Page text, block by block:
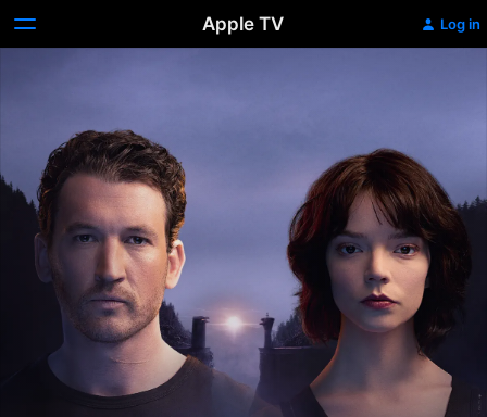
Apple TV Log in